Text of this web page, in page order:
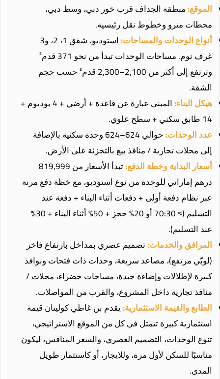
الموقع:منطقة الجداف قرب خور دبي، وسط دبي،
محطات مترو وخطوط نقل رئيسية.
أنواع الوحدات والمساحات:
استوديو، شقق 1، 2، و3
غرف نوم. مساحات الوحدات تبدأ من نحو 371 قدم²
وترتفع إلى أكثر من 2,100–2,300 قدم² حسب حجم
الشقة.
هيكل البناء:
المبنى عبارة عن قاعدة + أرضي + 4 بوديوم +
14 طابق سكني + سطح علوي.
عدد الوحدات:
حوالي 624–624 وحدة سكنية بالإضافة
إلى محلات تجارية / منافذ بيع بالتجزئة على الأرض.
أسعار البداية وخطة الدفع:
تبدأ الأسعار من 819,999
درهم إماراتي للوحدة من نوع استوديو، مع خطة دفع مرنة
عبر نظام دفعة أولى + دفعات أثناء البناء + دفعة عند
التسليم (≈ 70:30 أو 20% حجز + 50% أثناء البناء + 30%
عند التسليم).
المرافق والخدمات:تصميم عصري بمداخل بارتفاع فاخر
(لوبّي مرتفع)، مصاعد سريعة، وحدات ذات فتحات ونوافذ
كبيرة لإطلالات وإضاءة جيدة، مساحات خضراء، محلات /
منافذ تجارية داخل المشروع، والقرب من المواصلات.
الطابع والقيمة الاستثمارية:يقدم بن غاطي كولينان قيمة
استثمارية كبيرة تتمثل في كل من الموقع الاستراتيجي،
تنوع الوحدات، التصميم العصري، والسعر المنافس، ليكون
مناسبًا للسكن لأول مرة، وللايجار، أو كاستثمار طويل
المدى.